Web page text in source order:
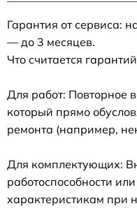
Гарантия от сервиса:
— до 3 месяцев.
Что считается
Для работ: Повторное
который прямо
ремонта (например,
Для комплектующих:
работоспособности
характеристикам при